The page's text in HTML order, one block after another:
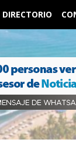
DIRECTORIO